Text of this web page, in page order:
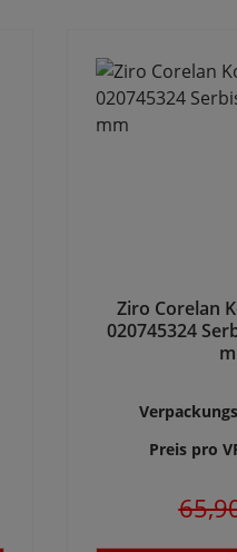
Ziro Corelan
020745324
Preis pro